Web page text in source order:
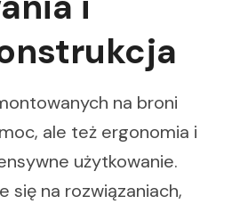
na broni
ale też ergonomia i
użytkowanie.
się na rozwiązaniach,